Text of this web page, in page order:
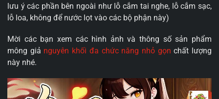
lưu ý các phần bên ngoài như lỗ cắm tai nghe, lỗ cắm sạc,
lỗ loa, không để nước lọt vào các bộ phận này)
Mời các bạn xem các hình ảnh và thông số sản phẩm
mông giả nguyên khối đa chức năng nhỏ gọn chất lượng
này nhé.